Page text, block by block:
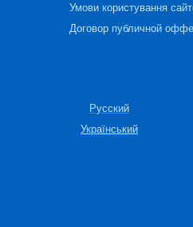
Умови користування
Договор публичной
Русский
Український